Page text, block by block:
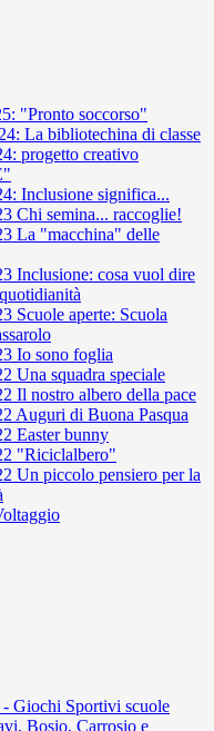
"Pronto soccorso"
La bibliotechina di classe
progetto creativo
Inclusione significa...
Chi semina... raccoglie!
La "macchina" delle
Inclusione: cosa vuol dire
Scuole aperte: Scuola
Io sono foglia
Una squadra speciale
Il nostro albero della pace
Auguri di Buona Pasqua
Easter bunny
"Riciclalbero"
Un piccolo pensiero per la
Giochi Sportivi scuole
Bosio, Carrosio e